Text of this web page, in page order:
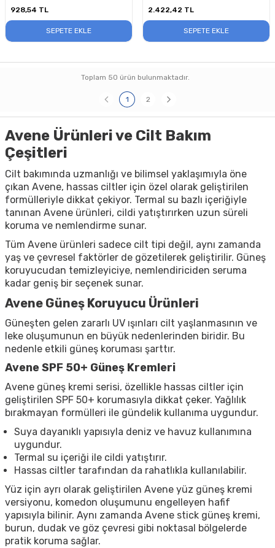
928,54 TL
SEPETE EKLE
2.422,42 TL
SEPETE EKLE
Toplam 50 ürün bulunmaktadır.
1 2
Avene Ürünleri ve Cilt Bakım
Çeşitleri
Cilt bakımında uzmanlığı ve bilimsel yaklaşımıyla öne
çıkan Avene, hassas ciltler için özel olarak geliştirilen
formülleriyle dikkat çekiyor. Termal su bazlı içeriğiyle
tanınan Avene ürünleri, cildi yatıştırırken uzun süreli
koruma ve nemlendirme sunar.
Tüm Avene ürünleri sadece cilt tipi değil, aynı zamanda
yaş ve çevresel faktörler de gözetilerek geliştirilir. Güneş
koruyucudan temizleyiciye, nemlendiriciden seruma
kadar geniş bir seçenek sunar.
Avene Güneş Koruyucu Ürünleri
Güneşten gelen zararlı UV ışınları cilt yaşlanmasının ve
leke oluşumunun en büyük nedenlerinden biridir. Bu
nedenle etkili güneş koruması şarttır.
Avene SPF 50+ Güneş Kremleri
Avene güneş kremi serisi, özellikle hassas ciltler için
geliştirilen SPF 50+ korumasıyla dikkat çeker. Yağlılık
bırakmayan formülleri ile gündelik kullanıma uygundur.
Suya dayanıklı yapısıyla deniz ve havuz kullanımına
uygundur.
Termal su içeriği ile cildi yatıştırır.
Hassas ciltler tarafından da rahatlıkla kullanılabilir.
Yüz için ayrı olarak geliştirilen Avene yüz güneş kremi
versiyonu, komedon oluşumunu engelleyen hafif
yapısıyla bilinir. Aynı zamanda Avene stick güneş kremi,
burun, dudak ve göz çevresi gibi noktasal bölgelerde
pratik koruma sağlar.